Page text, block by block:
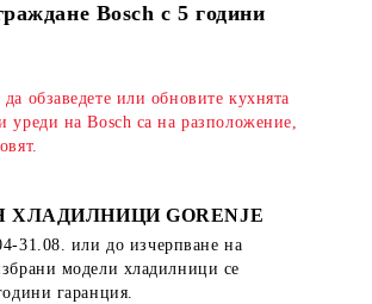
Bosch с 5 години
обзаведете или обновите кухнята
уреди на Bosch са на разположение,
GORENJE
31.08. или до изчерпване на
модели хладилници се
гаранция.